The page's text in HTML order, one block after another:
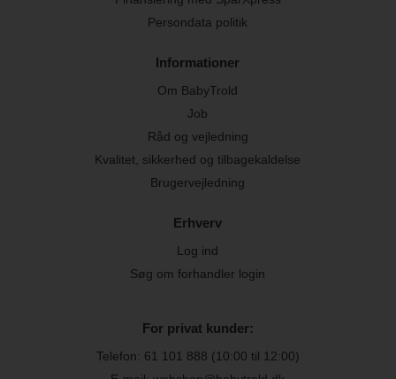
Persondata politik
Informationer
Om BabyTrold
Job
Råd og vejledning
Kvalitet, sikkerhed og tilbagekaldelse
Brugervejledning
Erhverv
Log ind
Søg om forhandler login
For privat kunder:
Telefon: 61 101 888 (10:00 til 12:00)